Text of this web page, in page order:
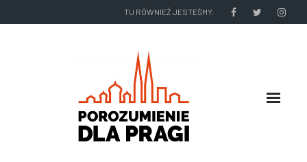
TU RÓWNIEŻ JESTEŚMY: